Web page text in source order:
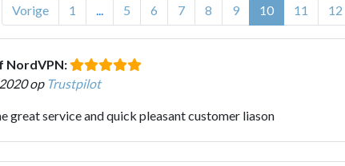
Vorige 1 5 6 7 8 9 10 11 12
NordVPN:
op Trustpilot
great service and quick pleasant customer liason